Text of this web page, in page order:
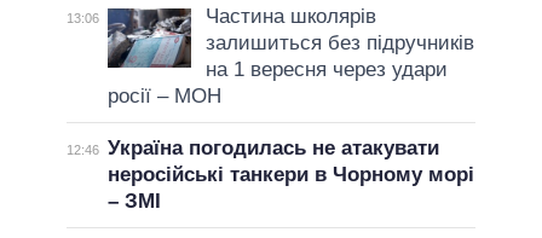
13:06
Частина школярів
залишиться без підручників
на 1 вересня через удари
росії – МОН
12:46 Україна погодилась не атакувати
неросійські танкери в Чорному морі
– ЗМІ